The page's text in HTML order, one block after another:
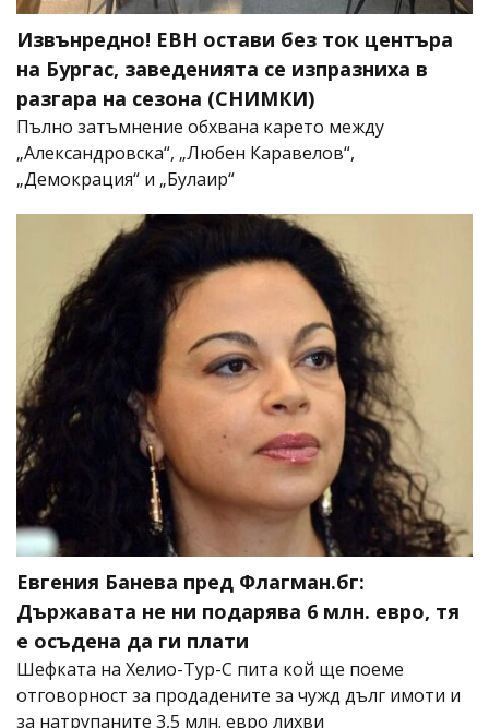
Извънредно! ЕВН остави без ток центъра
на Бургас, заведенията се изпразниха в
разгара на сезона (СНИМКИ)
Пълно затъмнение обхвана карето между
„Александровска“, „Любен Каравелов“,
„Демокрация“ и „Булаир“
Евгения Банева пред Флагман.бг:
Държавата не ни подарява 6 млн. евро, тя
е осъдена да ги плати
Шефката на Хелио-Тур-С пита кой ще поеме
отговорност за продадените за чужд дълг имоти и
за натрупаните 3,5 млн. евро лихви